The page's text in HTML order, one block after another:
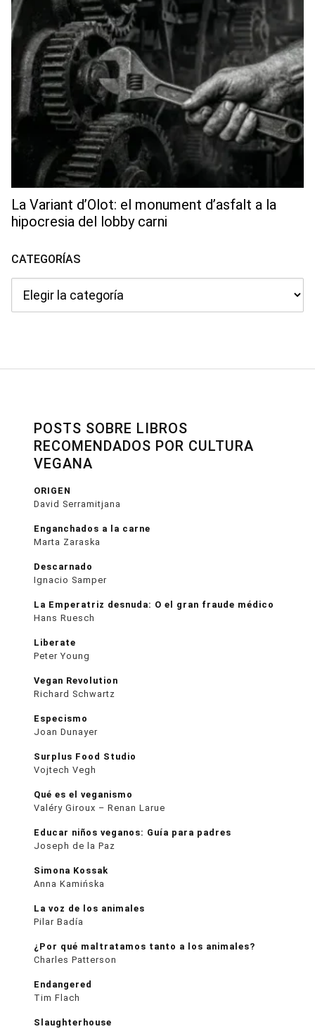
La Variant d’Olot: el monument d’asfalt a la
hipocresia del lobby carni
CATEGORÍAS
POSTS SOBRE LIBROS
RECOMENDADOS POR CULTURA
VEGANA
ORIGEN
David Serramitjana
Enganchados a la carne
Marta Zaraska
Descarnado
Ignacio Samper
La Emperatriz desnuda: O el gran fraude médico
Hans Ruesch
Liberate
Peter Young
Vegan Revolution
Richard Schwartz
Especismo
Joan Dunayer
Surplus Food Studio
Vojtech Vegh
Qué es el veganismo
Valéry Giroux – Renan Larue
Educar niños veganos: Guía para padres
Joseph de la Paz
Simona Kossak
Anna Kamińska
La voz de los animales
Pilar Badía
¿Por qué maltratamos tanto a los animales?
Charles Patterson
Endangered
Tim Flach
Slaughterhouse